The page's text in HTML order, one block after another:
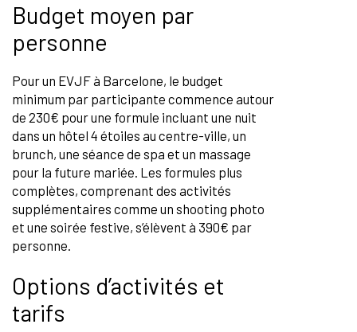
Budget moyen par
personne
Pour un EVJF à Barcelone, le budget
minimum par participante commence autour
de 230€ pour une formule incluant une nuit
dans un hôtel 4 étoiles au centre-ville, un
brunch, une séance de spa et un massage
pour la future mariée. Les formules plus
complètes, comprenant des activités
supplémentaires comme un shooting photo
et une soirée festive, s’élèvent à 390€ par
personne.
Options d’activités et
tarifs